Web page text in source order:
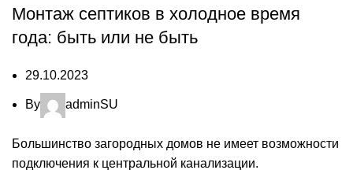
Монтаж септиков в холодное время
года: быть или не быть
29.10.2023
By adminSU
Большинство загородных домов не имеет возможности
подключения к центральной канализации.